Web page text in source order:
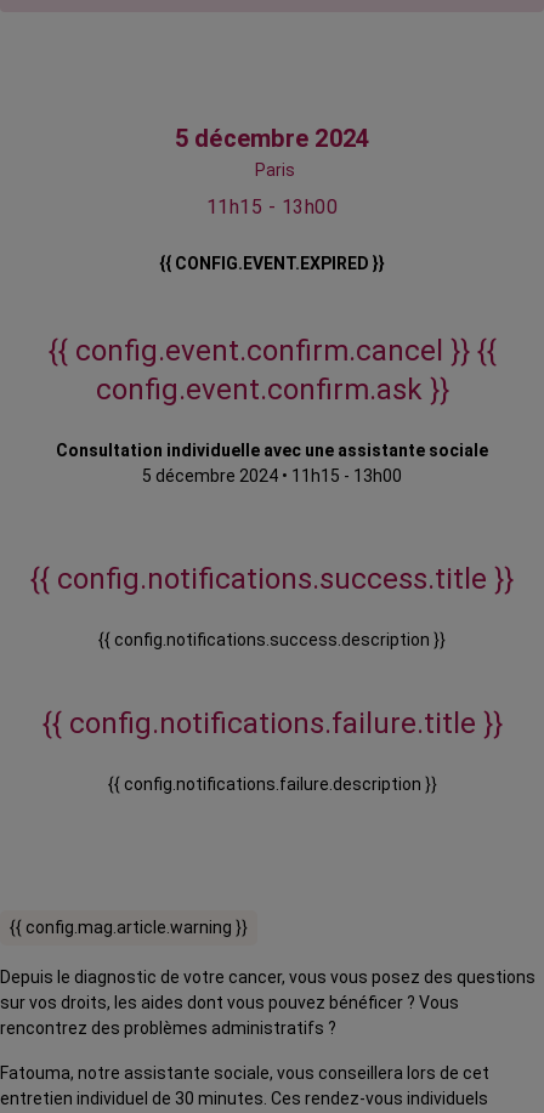
5 décembre 2024
Paris
11h15 - 13h00
{{ CONFIG.EVENT.EXPIRED }}
{{ config.event.confirm.cancel }} {{
config.event.confirm.ask }}
Consultation individuelle avec une assistante sociale
5 décembre 2024 • 11h15 - 13h00
{{ config.notifications.success.title }}
{{ config.notifications.success.description }}
{{ config.notifications.failure.title }}
{{ config.notifications.failure.description }}
{{ config.mag.article.warning }}
Depuis le diagnostic de votre cancer, vous vous posez des questions
sur vos droits, les aides dont vous pouvez bénéficer ? Vous
rencontrez des problèmes administratifs ?
Fatouma, notre assistante sociale, vous conseillera lors de cet
entretien individuel de 30 minutes. Ces rendez-vous individuels